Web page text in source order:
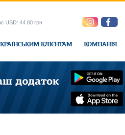
КЛІЄНТАМ КОМПАНІЯ
USD: 44.80 грн